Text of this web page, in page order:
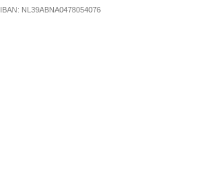
IBAN: NL39ABNA0478054076